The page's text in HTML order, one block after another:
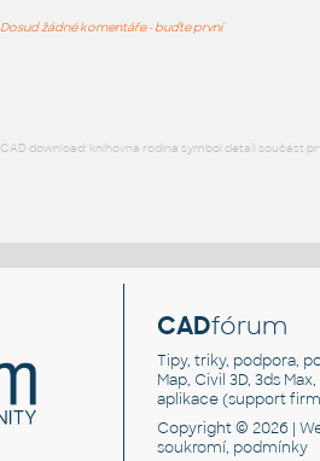
Dosud žádné komentáře - buďte první
CAD download: knihovna rodina symbol detail součást
CADfórum
Tipy, triky, podpora,
Map, Civil 3D, 3ds
aplikace (support
Copyright © 2026 |
soukromí, podmínky